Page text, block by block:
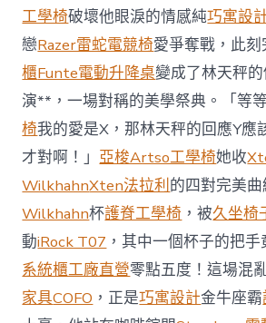
工學椅破壞他眼淚的情感純巧寓設
戀Razer雷蛇電競椅愛爭奪戰，此
櫃Funte電動升降桌變成了林天秤
演**，一場對稱的美學祭典。「等
椅我的愛是X，那林天秤的回應Y應
才對啊！」亞梭Artso工學椅她收
WilkhahnXten法拉利的四對完美
Wilkhahn杯護脊工學椅 ，被久坐椅
動iRock T07 ，其中一個杯子的把
系統櫃工廠直營零點五度！這場混
家具COFO ，正是巧寓設計金牛座霸